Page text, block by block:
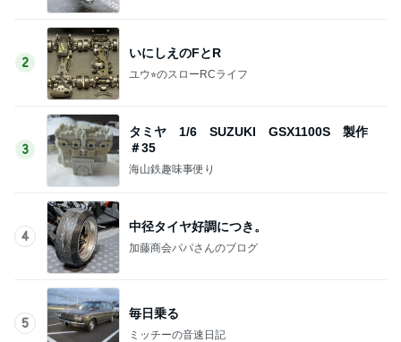
2
いにしえのFとR
ユウ⭐︎のスローRCライフ
3
タミヤ 1/6 SUZUKI GSX1100S 製作
＃35
海山鉄趣味事便り
4
中径タイヤ好調につき。
加藤商会パパさんのブログ
5
毎日乗る
ミッチーの音速日記